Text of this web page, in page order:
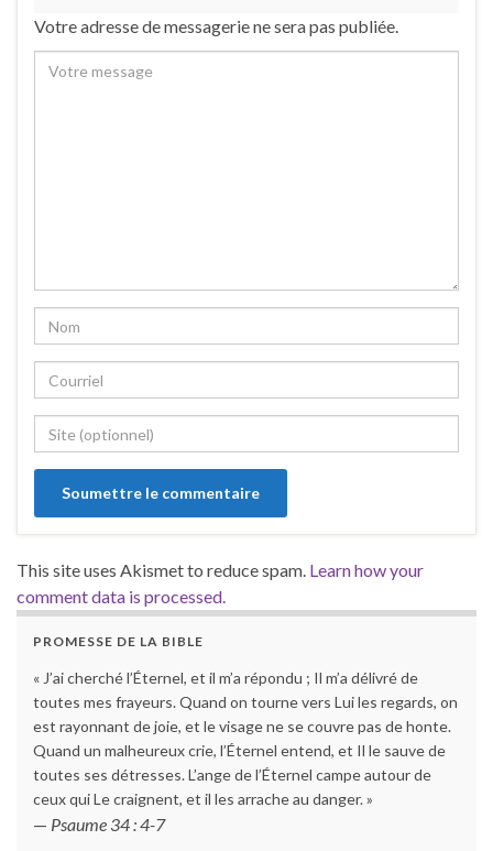
Votre adresse de messagerie ne sera pas publiée.
This site uses Akismet to reduce spam. Learn how your
comment data is processed.
PROMESSE DE LA BIBLE
« J’ai cherché l’Éternel, et il m’a répondu ; Il m’a délivré de
toutes mes frayeurs. Quand on tourne vers Lui les regards, on
est rayonnant de joie, et le visage ne se couvre pas de honte.
Quand un malheureux crie, l’Éternel entend, et Il le sauve de
toutes ses détresses. L’ange de l’Éternel campe autour de
ceux qui Le craignent, et il les arrache au danger. »
— Psaume 34 : 4-7